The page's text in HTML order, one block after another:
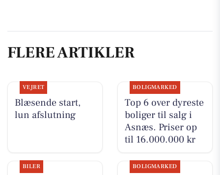
FLERE ARTIKLER
VEJRET
Blæsende start,
lun afslutning
BOLIGMARKED
Top 6 over dyreste
boliger til salg i
Asnæs. Priser op
til 16.000.000 kr
BILER BOLIGMARKED